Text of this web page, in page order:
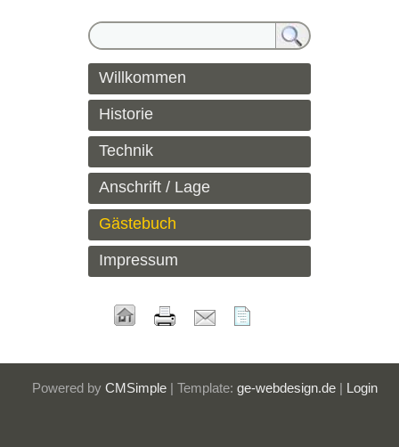
Willkommen
Historie
Technik
Anschrift / Lage
Gästebuch
Impressum
Powered by CMSimple | Template: ge-webdesign.de | Login